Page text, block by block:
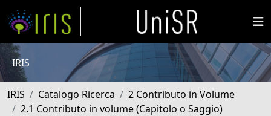
IRIS
IRIS Catalogo Ricerca
2 Contributo in Volume
2.1 Contributo in volume (Capitolo o Saggio)